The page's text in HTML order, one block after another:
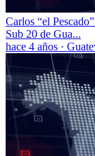
Carlos “el
Sub 20 de Gua...
hace 4 años ·